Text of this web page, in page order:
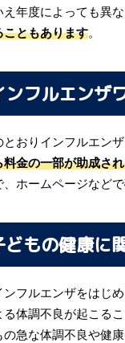
え年度によっても異
こともあります。
ンフルエンザ
とおりインフルエン
料金の一部が助成さ
、ホームページなど
どもの健康に
ンフルエンザをはじ
る体調不良が起こる
の急な体調不良や健